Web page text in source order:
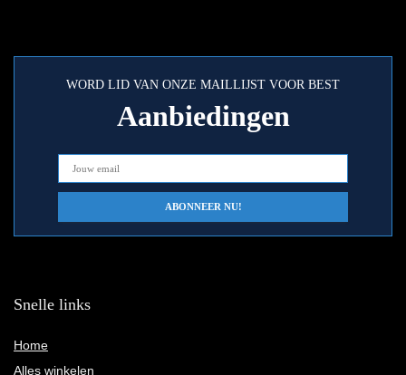
WORD LID VAN ONZE MAILLIJST VOOR BEST
Aanbiedingen
Snelle links
Home
Alles winkelen